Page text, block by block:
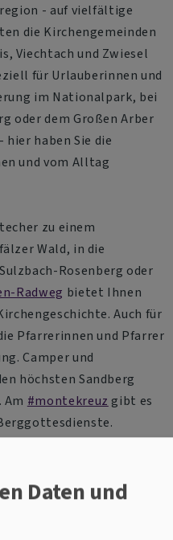
- auf vielfältige
die Kirchengemeinden
Viechtach und Zwiesel
für Urlauberinnen und
im Nationalpark, bei
oder dem Großen Arber
hier haben Sie die
und vom Alltag
zu einem
Wald, in die
Rosenberg oder
Radweg bietet Ihnen
Auch für
Pfarrerinnen und Pfarrer
Camper und
höchsten Sandberg
#montekreuz gibt es
Daten und